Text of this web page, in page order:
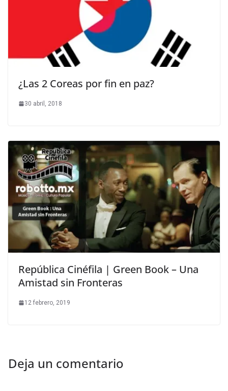
¿Las 2 Coreas por fin en paz?
30 abril, 2018
República Cinéfila | Green Book – Una
Amistad sin Fronteras
12 febrero, 2019
Deja un comentario